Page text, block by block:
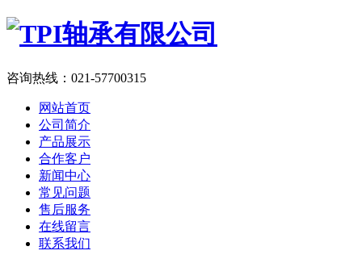
咨询热线： 021-57700315
网站首页
公司简介
产品展示
合作客户
新闻中心
常见问题
售后服务
在线留言
联系我们